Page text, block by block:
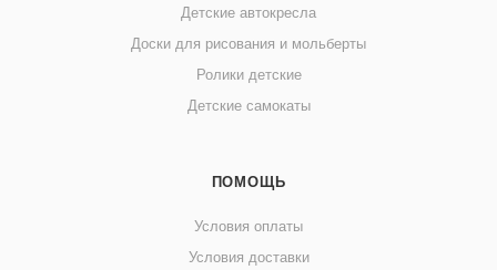
Детские автокресла
Доски для рисования и мольберты
Ролики детские
Детские самокаты
ПОМОЩЬ
Условия оплаты
Условия доставки